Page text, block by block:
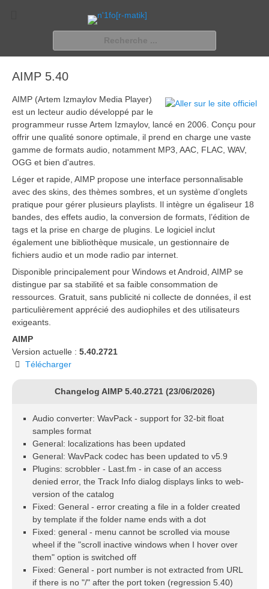
n'1fo[r-matik]
Pour les nymphos d'infos en info…
AIMP 5.40
AIMP (Artem Izmaylov Media Player)
est un lecteur audio développé par le
programmeur russe Artem Izmaylov, lancé en 2006. Conçu pour
offrir une qualité sonore optimale, il prend en charge une vaste
gamme de formats audio, notamment MP3, AAC, FLAC, WAV,
OGG et bien d'autres.
Léger et rapide, AIMP propose une interface personnalisable
avec des skins, des thèmes sombres, et un système d’onglets
pratique pour gérer plusieurs playlists. Il intègre un égaliseur 18
bandes, des effets audio, la conversion de formats, l’édition de
tags et la prise en charge de plugins. Le logiciel inclut
également une bibliothèque musicale, un gestionnaire de
fichiers audio et un mode radio par internet.
Disponible principalement pour Windows et Android, AIMP se
distingue par sa stabilité et sa faible consommation de
ressources. Gratuit, sans publicité ni collecte de données, il est
particulièrement apprécié des audiophiles et des utilisateurs
exigeants.
AIMP
Version actuelle : 5.40.2721
Télécharger
Changelog AIMP 5.40.2721 (23/06/2026)
Audio converter: WavPack - support for 32-bit float
samples format
General: localizations has been updated
General: WavPack codec has been updated to v5.9
Plugins: scrobbler - Last.fm - in case of an access
denied error, the Track Info dialog displays links to web-
version of the catalog
Fixed: General - error creating a file in a folder created
by template if the folder name ends with a dot
Fixed: general - menu cannot be scrolled via mouse
wheel if the "scroll inactive windows when I hover over
them" option is switched off
Fixed: General - port number is not extracted from URL
if there is no "/" after the port token (regression 5.40)